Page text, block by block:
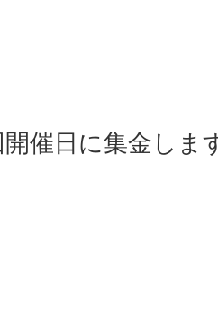
催日に集金しま